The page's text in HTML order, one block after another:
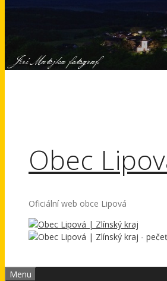
Obec
Oficiální web obce Lipová
Menu